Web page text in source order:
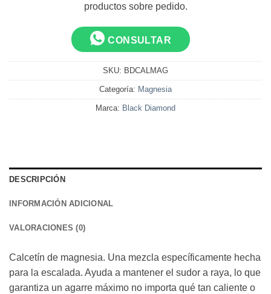
productos sobre pedido.
CONSULTAR
SKU: BDCALMAG
Categoría: Magnesia
Marca: Black Diamond
DESCRIPCIÓN
INFORMACIÓN ADICIONAL
VALORACIONES (0)
Calcetín de magnesia. Una mezcla específicamente hecha
para la escalada. Ayuda a mantener el sudor a raya, lo que
garantiza un agarre máximo no importa qué tan caliente o